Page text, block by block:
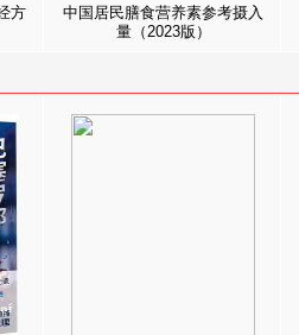
方
中国居民膳食营养素参考摄入
量（2023版）